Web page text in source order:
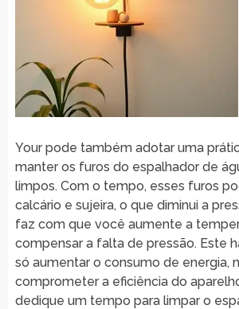
Your pode também adotar uma
manter os furos do espalhador de
limpos. Com o tempo, esses furos
calcário e sujeira, o que diminui a
faz com que você aumente a
compensar a falta de pressão. Este
só aumentar o consumo de energia,
comprometer a eficiência do
dedique um tempo para limpar o